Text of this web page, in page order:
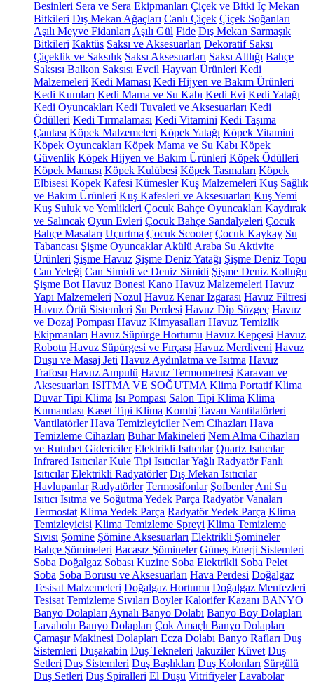
Besinleri Sera ve Sera Ekipmanları Çiçek ve Bitki İç Mekan
Bitkileri Dış Mekan Ağaçları Canlı Çiçek Çiçek Soğanları
Aşılı Meyve Fidanları Aşılı Gül Fide Dış Mekan Sarmaşık
Bitkileri Kaktüs Saksı ve Aksesuarları Dekoratif Saksı
Çiçeklik ve Saksılık Saksı Aksesuarları Saksı Altlığı Bahçe
Saksısı Balkon Saksısı Evcil Hayvan Ürünleri Kedi
Malzemeleri Kedi Maması Kedi Hijyen ve Bakım Ürünleri
Kedi Kumları Kedi Mama ve Su Kabı Kedi Evi Kedi Yatağı
Kedi Oyuncakları Kedi Tuvaleti ve Aksesuarları Kedi
Ödülleri Kedi Tırmalaması Kedi Vitamini Kedi Taşıma
Çantası Köpek Malzemeleri Köpek Yatağı Köpek Vitamini
Köpek Oyuncakları Köpek Mama ve Su Kabı Köpek
Güvenlik Köpek Hijyen ve Bakım Ürünleri Köpek Ödülleri
Köpek Maması Köpek Kulübesi Köpek Tasmaları Köpek
Elbisesi Köpek Kafesi Kümesler Kuş Malzemeleri Kuş Sağlık
ve Bakım Ürünleri Kuş Kafesleri ve Aksesuarları Kuş Yemi
Kuş Suluk ve Yemlikleri Çocuk Bahçe Oyuncakları Kaydırak
ve Salıncak Oyun Evleri Çocuk Bahçe Sandalyeleri Çocuk
Bahçe Masaları Uçurtma Çocuk Scooter Çocuk Kaykay Su
Tabancası Şişme Oyuncaklar Akülü Araba Su Aktivite
Ürünleri Şişme Havuz Şişme Deniz Yatağı Şişme Deniz Topu
Can Yeleği Can Simidi ve Deniz Simidi Şişme Deniz Kolluğu
Şişme Bot Havuz Bonesi Kano Havuz Malzemeleri Havuz
Yapı Malzemeleri Nozul Havuz Kenar Izgarası Havuz Filtresi
Havuz Örtü Sistemleri Su Perdesi Havuz Dip Süzgeç Havuz
ve Dozaj Pompası Havuz Kimyasalları Havuz Temizlik
Ekipmanları Havuz Süpürge Hortumu Havuz Kepçesi Havuz
Robotu Havuz Süpürgesi ve Fırçası Havuz Merdiveni Havuz
Duşu ve Masaj Jeti Havuz Aydınlatma ve Isıtma Havuz
Trafosu Havuz Ampulü Havuz Termometresi Karavan ve
Aksesuarları ISITMA VE SOĞUTMA Klima Portatif Klima
Duvar Tipi Klima Isı Pompası Salon Tipi Klima Klima
Kumandası Kaset Tipi Klima Kombi Tavan Vantilatörleri
Vantilatörler Hava Temizleyiciler Nem Cihazları Hava
Temizleme Cihazları Buhar Makineleri Nem Alma Cihazları
ve Rutubet Gidericiler Elektrikli Isıtıcılar Quartz Isıtıcılar
Infrared Isıtıcılar Kule Tipi IsıtıcılarYağlı Radyatör Fanlı
Isıtıcılar Elektrikli Radyatörler Dış Mekan Isıtıcılar
Havlupanlar Radyatörler Termosifonlar Şofbenler Ani Su
Isıtıcı Isıtma ve Soğutma Yedek Parça Radyatör Vanaları
Termostat Klima Yedek Parça Radyatör Yedek Parça Klima
Temizleyicisi Klima Temizleme Spreyi Klima Temizleme
Sıvısı Şömine Şömine Aksesuarları Elektrikli Şömineler
Bahçe Şömineleri Bacasız Şömineler Güneş Enerji Sistemleri
Soba Doğalgaz Sobası Kuzine Soba Elektrikli Soba Pelet
Soba Soba Borusu ve Aksesuarları Hava Perdesi Doğalgaz
Tesisat Malzemeleri Doğalgaz Hortumu Doğalgaz Menfezleri
Tesisat Temizleme Sıvıları Boyler Kalorifer Kazanı BANYO
Banyo Dolapları Aynalı Banyo Dolabı Banyo Boy Dolapları
Lavabolu Banyo Dolapları Çok Amaçlı Banyo Dolapları
Çamaşır Makinesi Dolapları Ecza Dolabı Banyo Rafları Duş
Sistemleri Duşakabin Duş Tekneleri Jakuziler Küvet Duş
Setleri Duş Sistemleri Duş Başlıkları Duş Kolonları Sürgülü
Duş Setleri Duş Spiralleri El Duşu Vitrifiyeler Lavabolar